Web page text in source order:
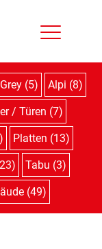
(5) Alpi (8)
/ Türen (7)
Platten (13)
Tabu (3)
(49)